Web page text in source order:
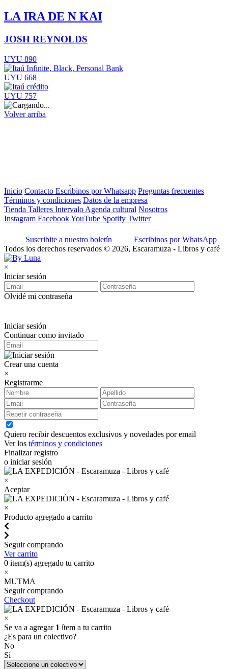
LA IRA DE N KAI
JOSH REYNOLDS
UYU 890
UYU 668
UYU 757
Volver arriba
Inicio Contacto Escribinos por Whatsapp Preguntas frecuentes
Términos y condiciones Datos de la empresa
Tienda Talleres Intervalo Agenda cultural Nosotros
Instagram FacebookYouTube Spotify Twitter
Suscribite a nuestro boletín
Escribinos por WhatsApp
Todos los derechos reservados © 2026, Escaramuza - Libros y café
×
Iniciar sesión
Olvidé mi contraseña
Iniciar sesión
Continuar como invitado
Crear una cuenta
×
Registrarme
Quiero recibir descuentos exclusivos y novedades por email
Ver los términos y condiciones
Finalizar registro
o iniciar sesión
×
Aceptar
×
Producto agregado a carrito
Seguir comprando
Ver carrito
0 item(s) agregado tu carrito
×
MUTMA
Seguir comprando
Checkout
×
Se va a agregar 1 ítem a tu carrito
¿Es para un colectivo?
No
Sí